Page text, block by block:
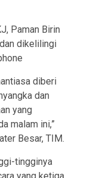
Paman Birin
dikelilingi
diberi
dan
yang
malam ini,”
Besar, TIM.
tingginya